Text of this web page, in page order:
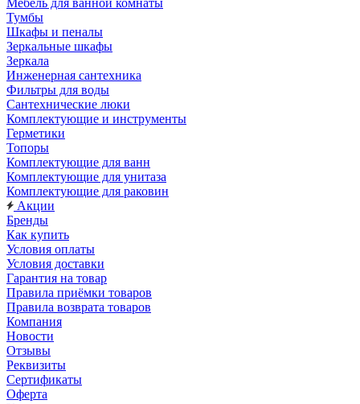
Мебель для ванной комнаты
Тумбы
Шкафы и пеналы
Зеркальные шкафы
Зеркала
Инженерная сантехника
Фильтры для воды
Сантехнические люки
Комплектующие и инструменты
Герметики
Топоры
Комплектующие для ванн
Комплектующие для унитаза
Комплектующие для раковин
Акции
Бренды
Как купить
Условия оплаты
Условия доставки
Гарантия на товар
Правила приёмки товаров
Правила возврата товаров
Компания
Новости
Отзывы
Реквизиты
Сертификаты
Оферта